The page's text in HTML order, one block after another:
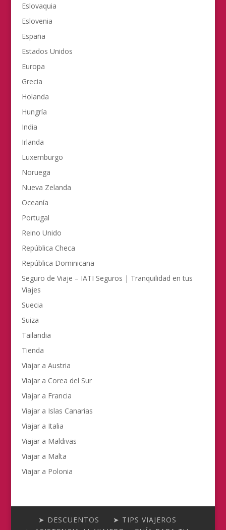
Eslovaquia
Eslovenia
España
Estados Unidos
Europa
Grecia
Holanda
Hungría
India
Irlanda
Luxemburgo
Noruega
Nueva Zelanda
Oceanía
Portugal
Reino Unido
República Checa
República Dominicana
Seguro de Viaje – IATI Seguros | Tranquilidad en tus
Viajes
Suecia
Suiza
Tailandia
Tienda
Viajar a Austria
Viajar a Corea del Sur
Viajar a Francia
Viajar a Islas Canarias
Viajar a Italia
Viajar a Maldivas
Viajar a Malta
Viajar a Polonia
➤ DESCUENTOS
➤ TIPS VIAJEROS